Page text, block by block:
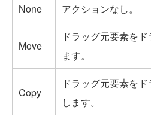
None アクションなし。
Move
ドラッグ元要素を
ます。
Copy
ドラッグ元要素を
します。